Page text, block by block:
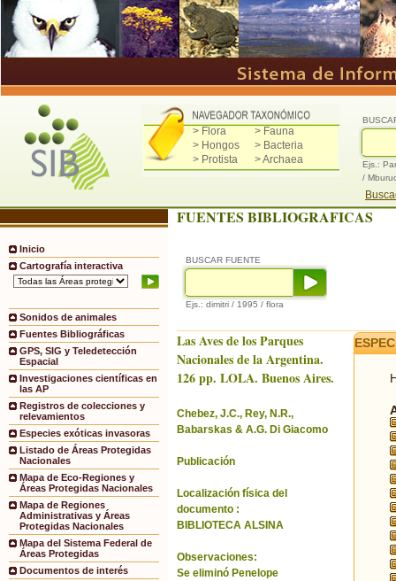
> Flora
> Fauna
> Hongos
> Bacteria
> Protista
> Archaea
Ejs.:
/
Inicio
Cartografía interactiva
Sonidos de animales
Fuentes Bibliográficas
GPS, SIG y Teledetección
Espacial
Investigaciones científicas en
las AP
Registros de colecciones y
relevamientos
Especies exóticas invasoras
Listado de Áreas Protegidas
Nacionales
Mapa de Eco-Regiones y
Áreas Protegidas Nacionales
Mapa de Regiones
Administrativas y Áreas
Protegidas Nacionales
Mapa del Sistema Federal de
Áreas Protegidas
Documentos de interés
FUENTES BIBLIOGRAFICAS
BUSCAR FUENTE
Ejs.: dimitri / 1995 / flora
Las Aves de los Parques
Nacionales de la Argentina.
126 pp. LOLA. Buenos Aires.
Chebez, J.C., Rey, N.R.,
Babarskas & A.G. Di Giacomo
Publicación
Localización física del
documento :
BIBLIOTECA ALSINA
Observaciones:
Se eliminó Penelope